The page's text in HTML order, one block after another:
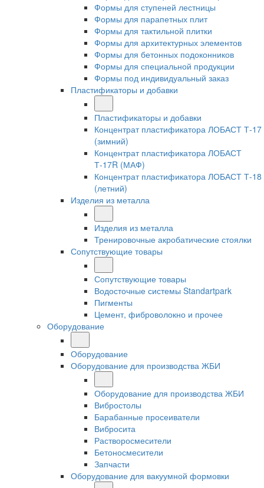
Формы для ступеней лестницы
Формы для парапетных плит
Формы для тактильной плитки
Формы для архитектурных элементов
Формы для бетонных подоконников
Формы для специальной продукции
Формы под индивидуальный заказ
Пластификаторы и добавки
Пластификаторы и добавки
Концентрат пластификатора ЛОБАСТ Т-17
(зимний)
Концентрат пластификатора ЛОБАСТ
Т-17R (МАФ)
Концентрат пластификатора ЛОБАСТ Т-18
(летний)
Изделия из металла
Изделия из металла
Тренировочные акробатические стоялки
Сопутствующие товары
Сопутствующие товары
Водосточные системы Standartpark
Пигменты
Цемент, фиброволокно и прочее
Оборудование
Оборудование
Оборудование для производства ЖБИ
Оборудование для производства ЖБИ
Вибростолы
Барабанные просеиватели
Вибросита
Растворосмесители
Бетоносмесители
Запчасти
Оборудование для вакуумной формовки